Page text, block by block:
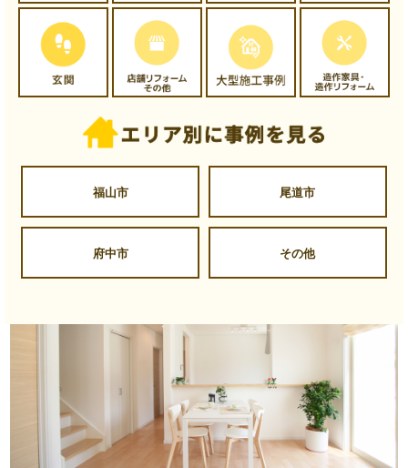
福山市 尾道市
府中市 その他